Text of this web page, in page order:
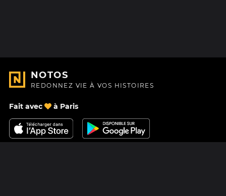
NOTOS
REDONNEZ VIE À VOS HISTOIRES
Fait avec à Paris